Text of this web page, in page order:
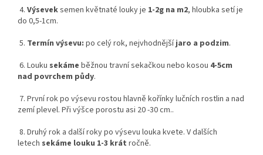
4. Výseveksemen květnaté louky je 1-2g na m2, hloubka setí je
do 0,5-1cm.
5. Termín výsevu: po celý rok, nejvhodnější jaro a podzim.
6. Louku sekáme běžnou travní sekačkou nebo kosou 4-5cm
nad povrchem půdy.
7. První rok po výsevu rostou hlavně kořínky lučních rostlin a nad
zemí plevel. Při výšce porostu asi 20 -30 cm..
8. Druhý rok a další roky po výsevu louka kvete. V dalších
letech sekáme louku 1-3 krát ročně.